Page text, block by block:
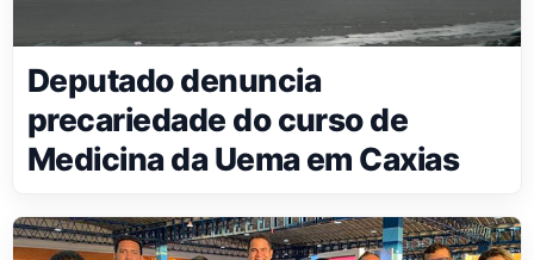
Deputado denuncia
precariedade do curso de
Medicina da Uema em Caxias